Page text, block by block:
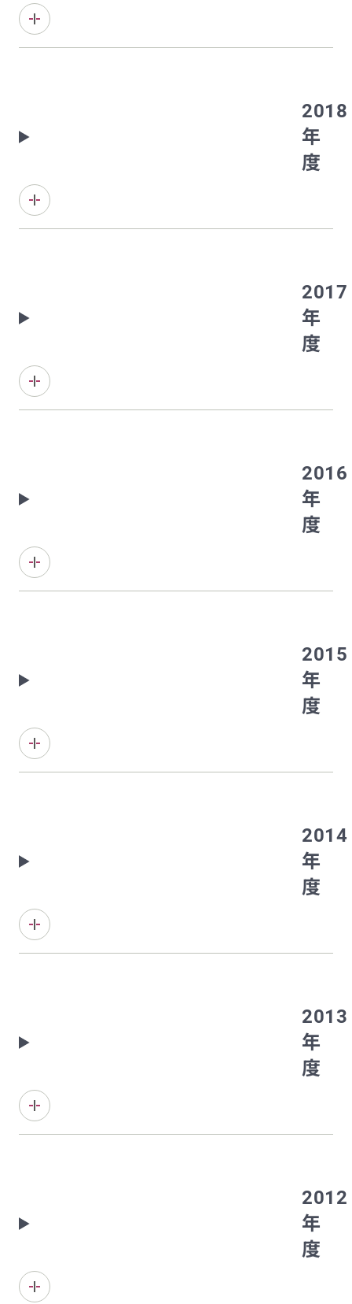
2018
年
度
2017
年
度
2016
年
度
2015
年
度
2014
年
度
2013
年
度
2012
年
度